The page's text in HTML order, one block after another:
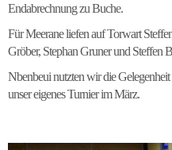
Endabrechnung zu Buche.
Für Meerane liefen auf Torwart
Gröber, Stephan Gruner und Steffen
Nbenbeui nutzten wir die
unser eigenes Turnier im März.